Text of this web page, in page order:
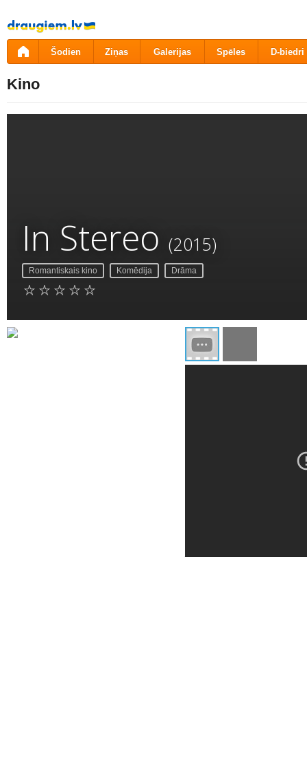
Pāriet
uz
saturu
Šodien Ziņas Galerijas Spēles D-biedri
Kino
In Stereo (2015)
Romantiskais kino Komēdija Drāma